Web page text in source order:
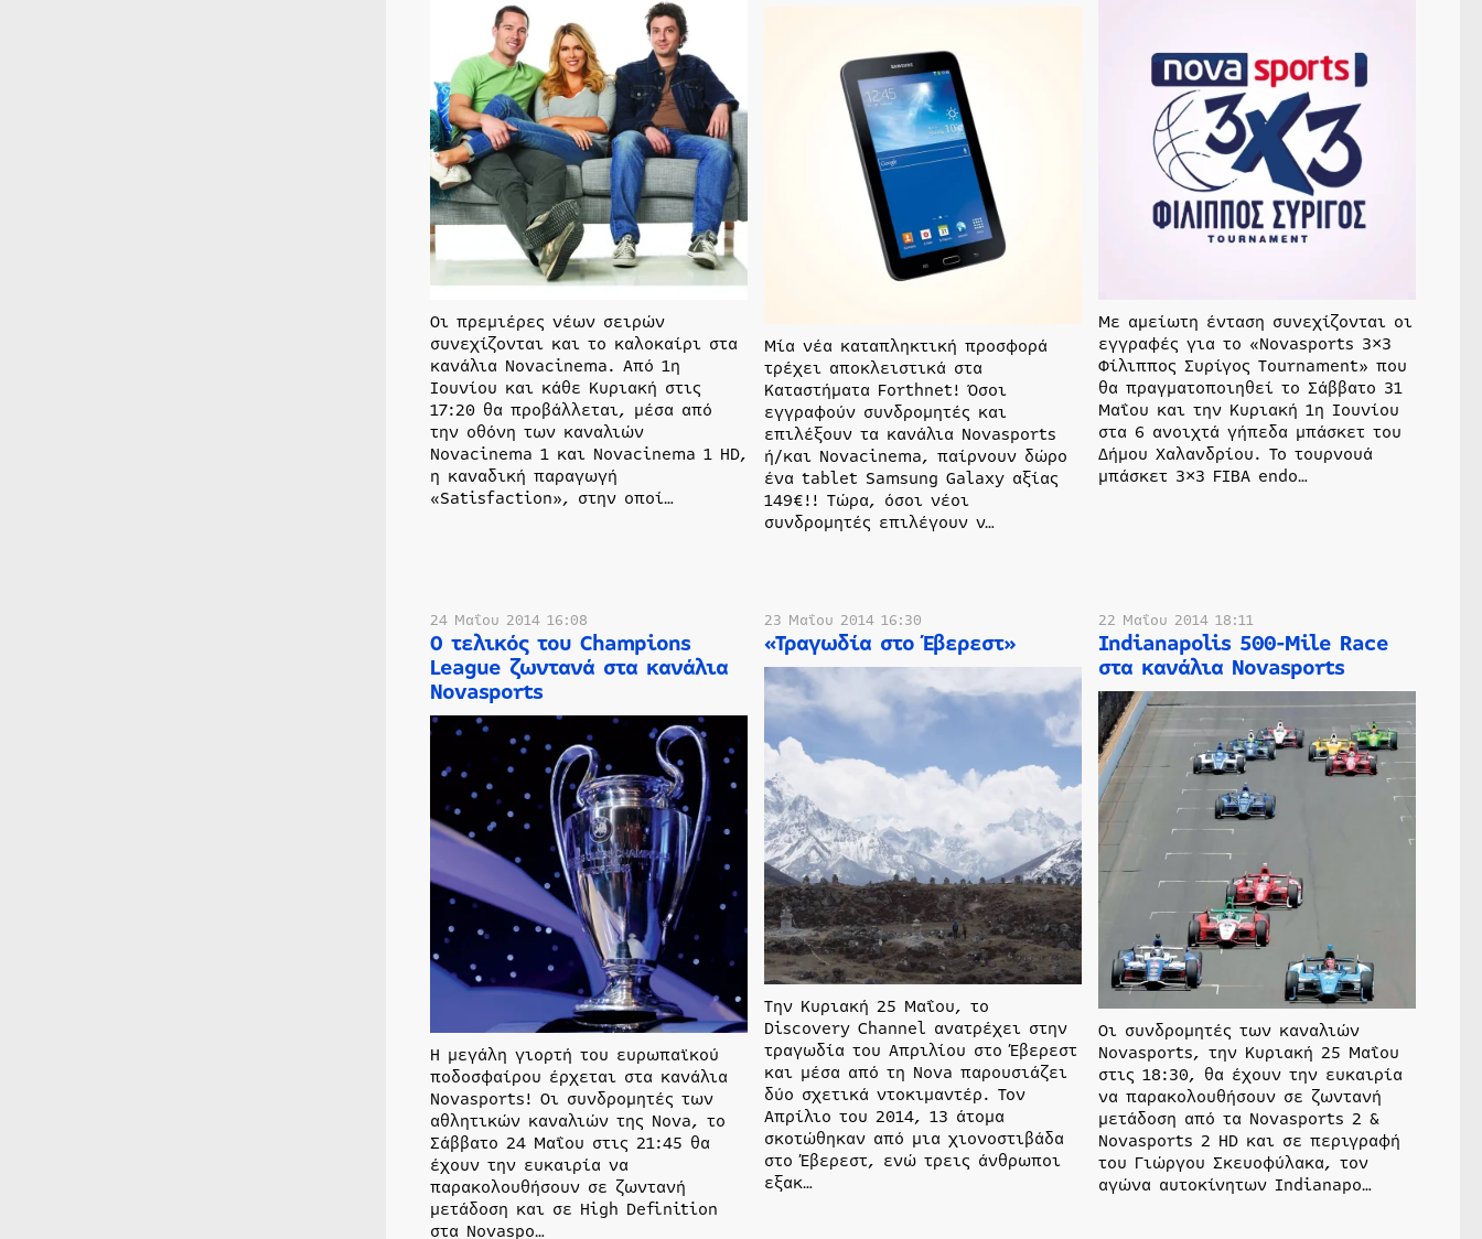
Οι πρεμιέρες νέων σειρών
συνεχίζονται και το καλοκαίρι στα
κανάλια Novacinema. Από 1η
Ιουνίου και κάθε Κυριακή στις
17:20 θα προβάλλεται, μέσα από
την οθόνη των καναλιών
Novacinema 1 και Novacinema 1 HD,
η καναδική παραγωγή
«Satisfaction», στην οποί…
Μία νέα καταπληκτική προσφορά
τρέχει αποκλειστικά στα
Καταστήματα Forthnet! Όσοι
εγγραφούν συνδρομητές και
επιλέξουν τα κανάλια Novasports
ή/και Novacinema, παίρνουν δώρο
ένα tablet Samsung Galaxy αξίας
149€!! Τώρα, όσοι νέοι
συνδρομητές επιλέγουν ν…
Με αμείωτη ένταση συνεχίζονται οι
εγγραφές για το «Novasports 3×3
Φίλιππος Συρίγος Tournament» που
θα πραγματοποιηθεί το Σάββατο 31
Μαΐου και την Κυριακή 1η Ιουνίου
στα 6 ανοιχτά γήπεδα μπάσκετ του
Δήμου Χαλανδρίου. Το τουρνουά
μπάσκετ 3×3 FIBA endo…
24 Μαΐου 2014 16:08
Ο τελικός του Champions
League ζωντανά στα κανάλια
Novasports
Η μεγάλη γιορτή του ευρωπαϊκού
ποδοσφαίρου έρχεται στα κανάλια
Novasports! Οι συνδρομητές των
αθλητικών καναλιών της Nova, το
Σάββατο 24 Μαΐου στις 21:45 θα
έχουν την ευκαιρία να
παρακολουθήσουν σε ζωντανή
μετάδοση και σε High Definition
στα Novaspo…
23 Μαΐου 2014 16:30
«Τραγωδία στο Έβερεστ»
Την Κυριακή 25 Μαΐου, το
Discovery Channel ανατρέχει στην
τραγωδία του Απριλίου στο Έβερεστ
και μέσα από τη Nova παρουσιάζει
δύο σχετικά ντοκιμαντέρ. Τον
Απρίλιο του 2014, 13 άτομα
σκοτώθηκαν από μια χιονοστιβάδα
στο Έβερεστ, ενώ τρεις άνθρωποι
εξακ…
22 Μαΐου 2014 18:11
Indianapolis 500-Mile Race
στα κανάλια Novasports
Οι συνδρομητές των καναλιών
Novasports, την Κυριακή 25 Μαΐου
στις 18:30, θα έχουν την ευκαιρία
να παρακολουθήσουν σε ζωντανή
μετάδοση από τα Novasports 2 &
Novasports 2 HD και σε περιγραφή
του Γιώργου Σκευοφύλακα, τον
αγώνα αυτοκίνητων Indianapo…